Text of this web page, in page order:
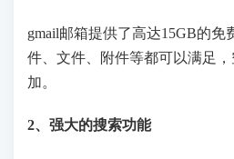
gmail邮箱提供了高达15GB的免
件、文件、附件等都可以满足
加。
2、强大的搜索功能